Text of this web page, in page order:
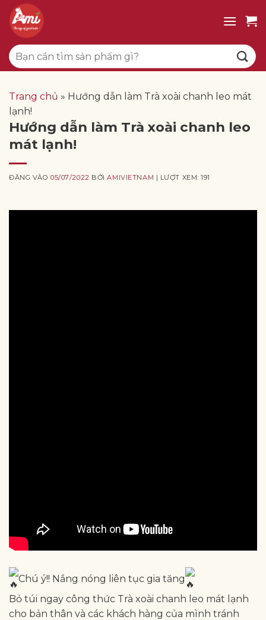
qua
dung
Tìm
kiếm:
Trang chủ » Hướng dẫn làm Trà xoài chanh leo mát
lạnh!
Hướng dẫn làm Trà xoài chanh leo
mát lạnh!
ĐĂNG VÀO05/07/2022 BỞIAMIVIETNAM | LƯỢT XEM: 191
Chú ý!! Nắng nóng liên tục gia tăng
Bỏ túi ngay công thức Trà xoài chanh leo mát lạnh
cho bản thân và các khách hàng của mình tránh